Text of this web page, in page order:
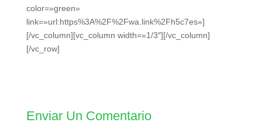
color=»green»
link=»url:https%3A%2F%2Fwa.link%2Fh5c7es»]
[/vc_column][vc_column width=»1/3″][/vc_column]
[/vc_row]
Enviar Un Comentario